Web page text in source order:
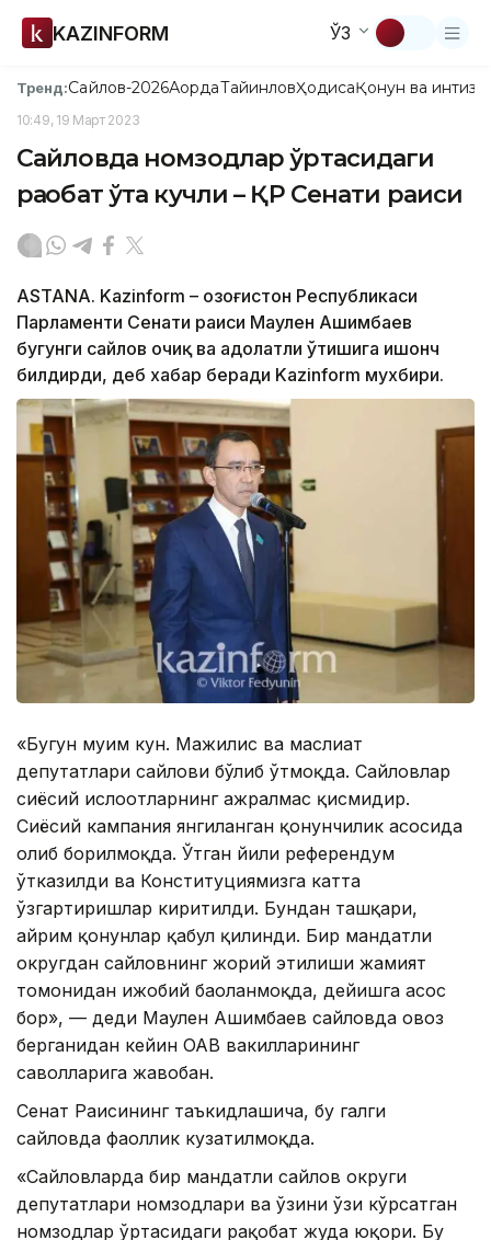
KAZINFORM ЎЗ
Тренд:Сайлов-2026АқордаТайинловҲодисаҚонун ва
10:49, 19 Март 2023
Сайловда номзодлар ўртасидаги
рақобат ўта кучли – ҚР Сенати раиси
ASTANA. Kazinform – Қозоғистон Республикаси
Парламенти Сенати раиси Маулен Ашимбаев
бугунги сайлов очиқ ва адолатли ўтишига ишонч
билдирди, деб хабар беради Kazinform мухбири.
«Бугун муҳим кун. Мажилис ва маслиҳат
депутатлари сайлови бўлиб ўтмоқда. Сайловлар
сиёсий ислоҳотларнинг ажралмас қисмидир.
Сиёсий кампания янгиланган қонунчилик асосида
олиб борилмоқда. Ўтган йили референдум
ўтказилди ва Конституциямизга катта
ўзгартиришлар киритилди. Бундан ташқари,
айрим қонунлар қабул қилинди. Бир мандатли
округдан сайловнинг жорий этилиши жамият
томонидан ижобий баҳоланмоқда, дейишга асос
бор», — деди Маулен Ашимбаев сайловда овоз
берганидан кейин ОАВ вакилларининг
саволларига жавобан.
Сенат Раисининг таъкидлашича, бу галги
сайловда фаоллик кузатилмоқда.
«Сайловларда бир мандатли сайлов округи
депутатлари номзодлари ва ўзини ўзи кўрсатган
номзодлар ўртасидаги рақобат жуда юқори. Бу